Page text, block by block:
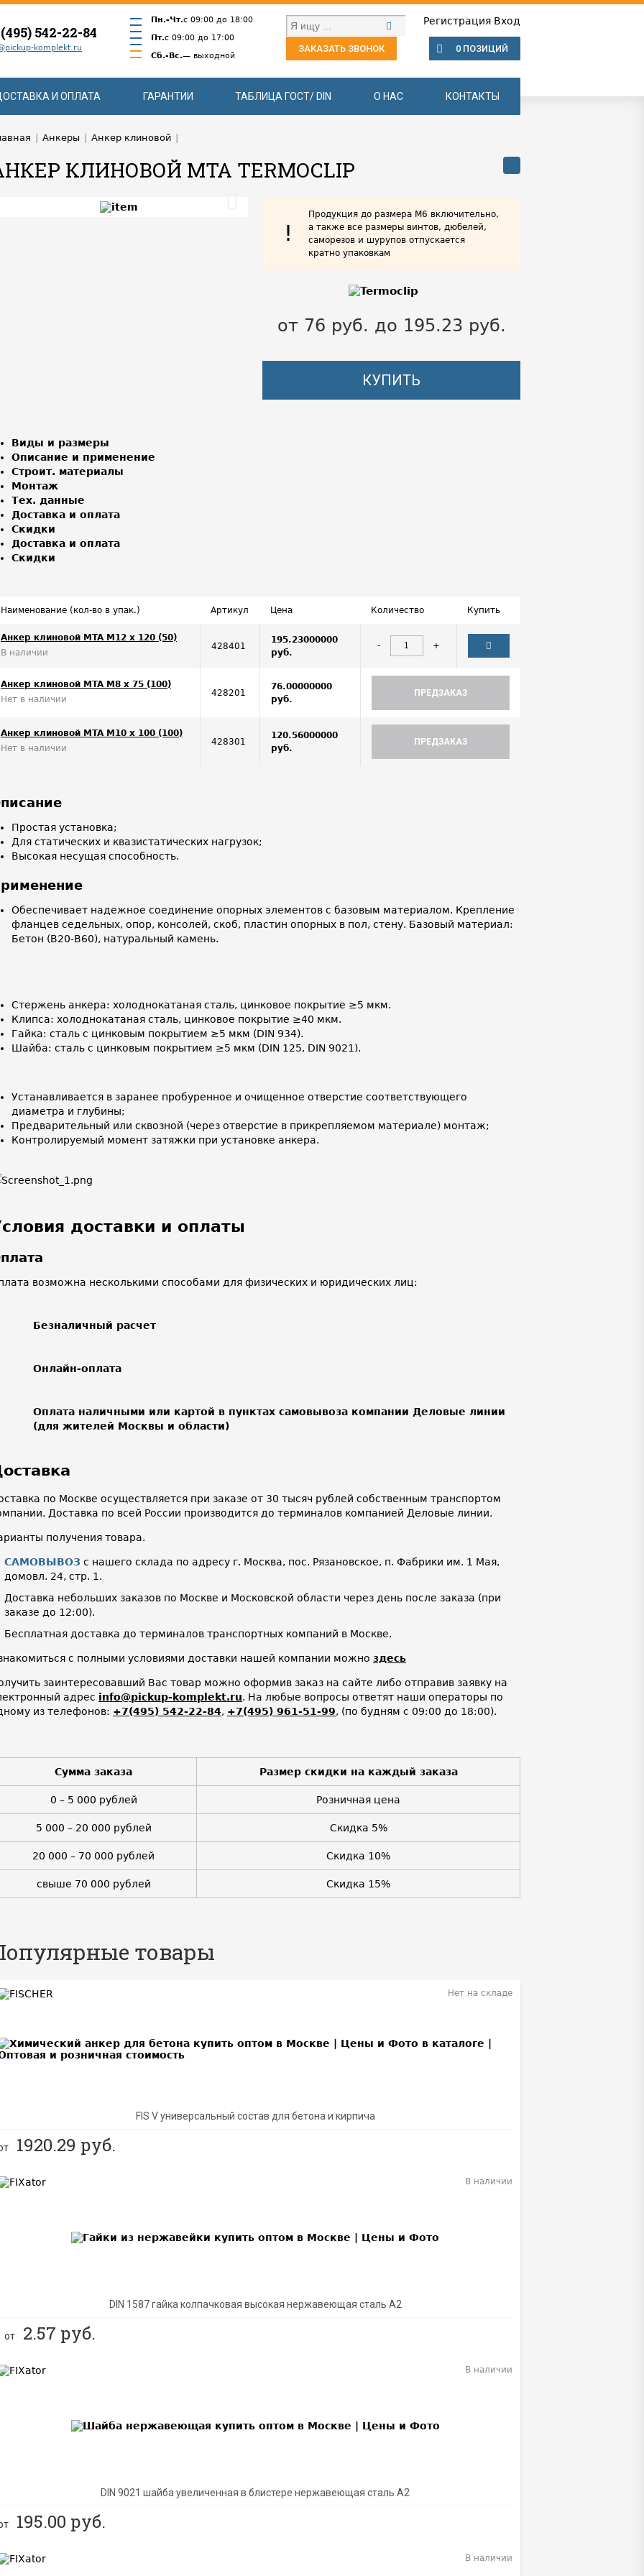
542-22-84
komplekt.ru
Пн.-Чт.с 09:00 до 18:00
Пт.с 09:00 до 17:00
Сб.-Вс.— выходной
Регистрация Вход
ЗАКАЗАТЬ ЗВОНОК 0 ПОЗИЦИЙ
И ОПЛАТА ГАРАНТИИ ТАБЛИЦА ГОСТ/ DIN О НАС КОНТАКТЫ
Анкеры Анкер клиновой
КЛИНОВОЙ MTA TERMOCLIP
!
Продукция до размера М6 включительно,
а также все размеры винтов, дюбелей,
саморезов и шурупов отпускается
кратно упаковкам
от 76 руб. до 195.23 руб.
КУПИТЬ
Виды и размеры
Описание и применение
Строит. материалы
Монтаж
Тех. данные
Доставка и оплата
Скидки
Доставка и оплата
Скидки
Наименование (кол-во в упак.) Артикул Цена Количество Купить
Анкер клиновой MTA M12 x 120 (50)
В наличии
428401
195.23000000
руб.
- +
Анкер клиновой MTA M8 x 75 (100)
Нет в наличии
428201
76.00000000
руб.
ПРЕДЗАКАЗ
Анкер клиновой MTA M10 x 100 (100)
Нет в наличии
428301
120.56000000
руб.
ПРЕДЗАКАЗ
Простая установка;
Для статических и квазистатических нагрузок;
Высокая несущая способность.
Обеспечивает надежное соединение опорных элементов с базовым материалом. Крепление
фланцев седельных, опор, консолей, скоб, пластин опорных в пол, стену. Базовый материал:
Бетон (В20-В60), натуральный камень.
Стержень анкера: холоднокатаная сталь, цинковое покрытие ≥5 мкм.
Клипса: холоднокатаная сталь, цинковое покрытие ≥40 мкм.
Гайка: сталь с цинковым покрытием ≥5 мкм (DIN 934).
Шайба: сталь с цинковым покрытием ≥5 мкм (DIN 125, DIN 9021).
Устанавливается в заранее пробуренное и очищенное отверстие соответствующего
диаметра и глубины;
Предварительный или сквозной (через отверстие в прикрепляемом материале) монтаж;
Контролируемый момент затяжки при установке анкера.
доставки и оплаты
возможна несколькими способами для физических и юридических лиц:
Безналичный расчет
Онлайн-оплата
Оплата наличными или картой в пунктах самовывоза компании Деловые линии
(для жителей Москвы и области)
по Москве осуществляется при заказе от 30 тысяч рублей собственным транспортом
Доставка по всей России производится до терминалов компанией Деловые линии.
получения товара.
САМОВЫВОЗ с нашего склада по адресу г. Москва, пос. Рязановское, п. Фабрики им. 1 Мая,
домовл. 24, стр. 1.
Доставка небольших заказов по Москве и Московской области через день после заказа (при
заказе до 12:00).
Бесплатная доставка до терминалов транспортных компаний в Москве.
с полными условиями доставки нашей компании можно здесь
заинтересовавший Вас товар можно оформив заказ на сайте либо отправив заявку на
адрес info@pickup-komplekt.ru. На любые вопросы ответят наши операторы по
из телефонов: +7(495) 542-22-84, +7(495) 961-51-99, (по будням с 09:00 до 18:00).
Сумма заказа Размер скидки на каждый заказа
0 – 5 000 рублей Розничная цена
5 000 – 20 000 рублей Скидка 5%
20 000 – 70 000 рублей Скидка 10%
свыше 70 000 рублей Скидка 15%
товары
FIS V универсальный состав для бетона и кирпича
Нет на складе
1920.29 руб.
DIN 1587 гайка колпачковая высокая нержавеющая сталь А2
В наличии
от 2.57 руб.
DIN 9021 шайба увеличенная в блистере нержавеющая сталь A2
В наличии
195.00 руб.
В наличии